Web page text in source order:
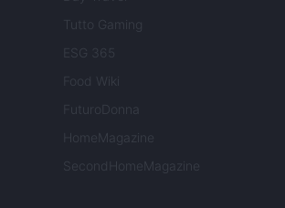
Tutto Gaming
ESG 365
Food Wiki
FuturoDonna
HomeMagazine
SecondHomeMagazine